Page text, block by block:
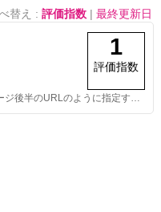
替え : 評価指数 | 最終更新日
1
評価指数
AED検索用オープンデータ 各市町村に限定した一覧も本ページ後半のURLのように指定すれば取得可能です。